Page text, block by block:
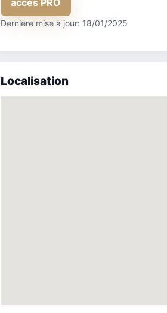
accès PRO
Dernière mise à jour: 18/01/2025
Localisation